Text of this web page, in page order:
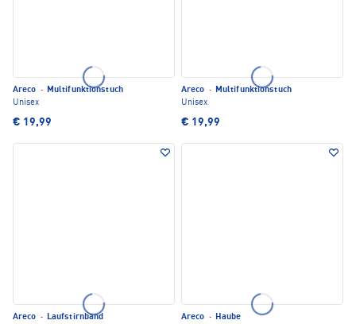
Areco · Multifunktionstuch
Unisex
€ 19,99
Areco · Multifunktionstuch
Unisex
€ 19,99
Areco · Laufstirnband
Areco · Haube